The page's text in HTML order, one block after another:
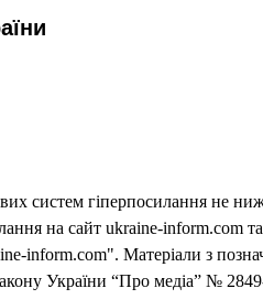
систем гіперпосилання не
на сайт ukraine-inform.com
inform.com". Матеріали з
України “Про медіа” №